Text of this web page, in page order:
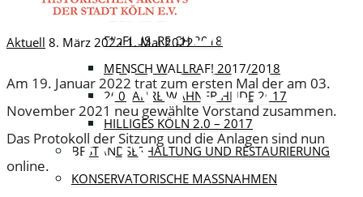
2018/2019
EINFLUSSREICH 2018
MENSCH WALLRAF! 2017/2018
200 JAHRE WAHNER HEIDE 2017
HILLIGES KÖLN 2.0 – 2017
BESTANDSERHALTUNG UND RESTAURIERUNG
KONSERVATORISCHE MASSNAHMEN
SITZUNG DES
NEUEN
Aktuell 8. März 20221. Mai 2022
Am 19. Januar 2022 trat zum ersten Mal der am 03.
November 2021 neu gewählte Vorstand zusammen.
Das Protokoll der Sitzung und die Anlagen sind nun
online.